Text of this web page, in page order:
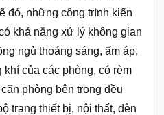
đó, những công trình kiến
khả năng xử lý không gian
ngủ thoáng sáng, ấm áp,
của các phòng, có rèm
phòng bên trong đều
trang thiết bị, nội thất, đèn